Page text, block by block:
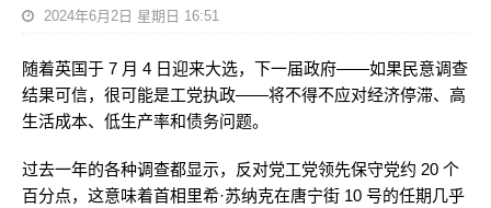
2024年6月2日 星期日 16:51
随着英国于 7 月 4 日迎来大选，下一届政府——如果民意调查
结果可信，很可能是工党执政——将不得不应对经济停滞、高
生活成本、低生产率和债务问题。
过去一年的各种调查都显示，反对党工党领先保守党约 20 个
百分点，这意味着首相里希·苏纳克在唐宁街 10 号的任期几乎